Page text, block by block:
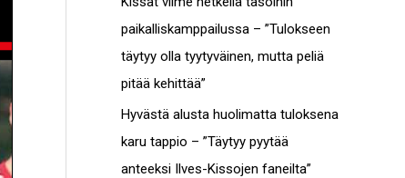
paikalliskamppailussa – ”Tulokseen
täytyy olla tyytyväinen, mutta peliä
pitää kehittää”
Hyvästä alusta huolimatta tuloksena
karu tappio – ”Täytyy pyytää
anteeksi Ilves-Kissojen faneilta”